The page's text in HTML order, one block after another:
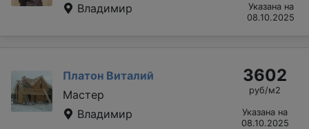
Владимир
Указана на
08.10.2025
Платон Виталий
Мастер
Владимир
3602
руб/м2
Указана на
08.10.2025